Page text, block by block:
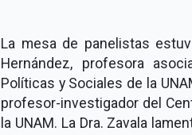
La mesa de panelistas
Hernández, profesora
Políticas y Sociales de la
profesor-investigador del
la UNAM. La Dra. Zavala